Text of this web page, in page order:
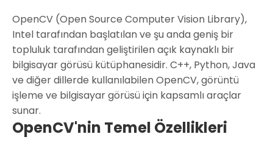
OpenCV (Open Source Computer Vision Library),
Intel tarafından başlatılan ve şu anda geniş bir
topluluk tarafından geliştirilen açık kaynaklı bir
bilgisayar görüsü kütüphanesidir. C++, Python, Java
ve diğer dillerde kullanılabilen OpenCV, görüntü
işleme ve bilgisayar görüsü için kapsamlı araçlar
sunar.
OpenCV'nin Temel Özellikleri